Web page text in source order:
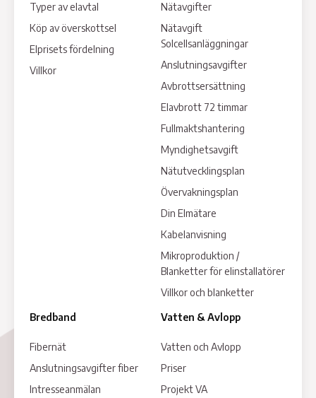
Typer av elavtal
Köp av överskottsel
Elprisets fördelning
Villkor
Nätavgifter
Nätavgift
Solcellsanläggningar
Anslutningsavgifter
Avbrottsersättning
Elavbrott 72 timmar
Fullmaktshantering
Myndighetsavgift
Nätutvecklingsplan
Övervakningsplan
Din Elmätare
Kabelanvisning
Mikroproduktion /
Blanketter för elinstallatörer
Villkor och blanketter
Bredband
Fibernät
Anslutningsavgifter fiber
Intresseanmälan
Vatten & Avlopp
Vatten och Avlopp
Priser
Projekt VA